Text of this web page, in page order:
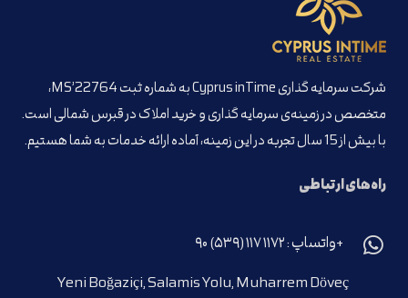
شرکت سرمایه گذاری Cyprus inTime به شماره ثبت MS’22764،
متخصص در زمینه‌ی سرمایه گذاری و خرید املاک در قبرس شمالی است.
با بیش از 15 سال تجربه در این زمینه، آماده ارائه خدمات به شما هستیم.
راه‌های ارتباطی
+واتساپ : ۱۱۷۲ ۱۱۷ (۵۳۹) ۹۰
Yeni Boğaziçi, Salamis Yolu, Muharrem Döveç